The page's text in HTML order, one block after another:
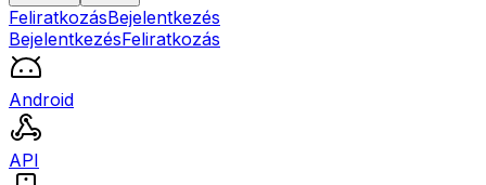
FeliratkozásBejelentkezés
BejelentkezésFeliratkozás
Android
API